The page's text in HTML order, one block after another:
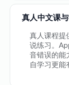
真人中文课
真人课程提
说练习。
音错误的能
自学习更能